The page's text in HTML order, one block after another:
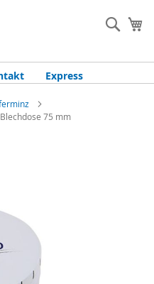
Express
75 mm